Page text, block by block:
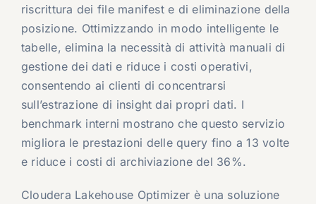
riscrittura dei file manifest e di eliminazione della
posizione. Ottimizzando in modo intelligente le
tabelle, elimina la necessità di attività manuali di
gestione dei dati e riduce i costi operativi,
consentendo ai clienti di concentrarsi
sull’estrazione di insight dai propri dati. I
benchmark interni mostrano che questo servizio
migliora le prestazioni delle query fino a 13 volte
e riduce i costi di archiviazione del 36%.
Cloudera Lakehouse Optimizer è una soluzione